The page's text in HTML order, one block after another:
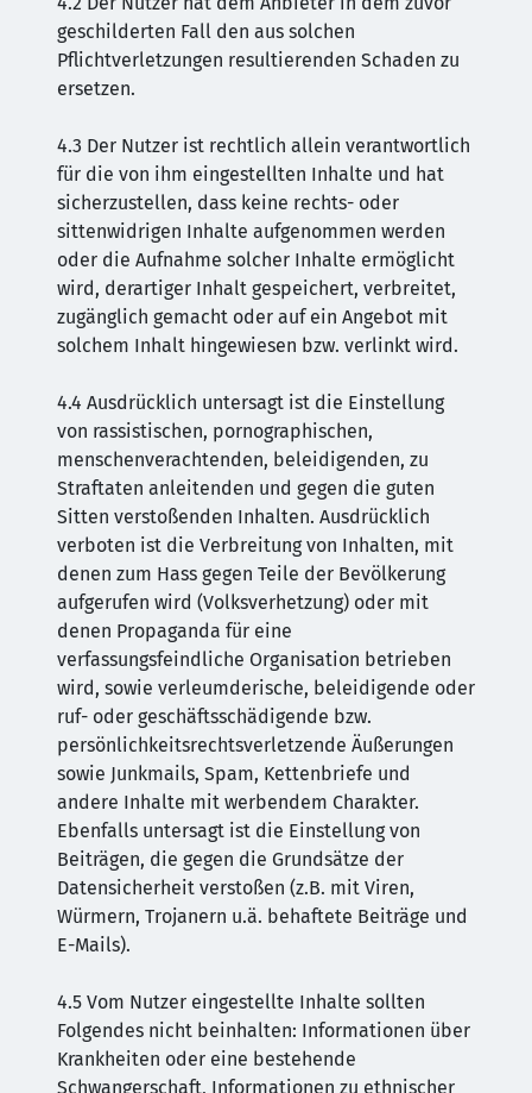
geschilderten Fall den aus solchen
Pflichtverletzungen resultierenden Schaden zu
ersetzen.
4.3 Der Nutzer ist rechtlich allein verantwortlich
für die von ihm eingestellten Inhalte und hat
sicherzustellen, dass keine rechts- oder
sittenwidrigen Inhalte aufgenommen werden
oder die Aufnahme solcher Inhalte ermöglicht
wird, derartiger Inhalt gespeichert, verbreitet,
zugänglich gemacht oder auf ein Angebot mit
solchem Inhalt hingewiesen bzw. verlinkt wird.
4.4 Ausdrücklich untersagt ist die Einstellung
von rassistischen, pornographischen,
menschenverachtenden, beleidigenden, zu
Straftaten anleitenden und gegen die guten
Sitten verstoßenden Inhalten. Ausdrücklich
verboten ist die Verbreitung von Inhalten, mit
denen zum Hass gegen Teile der Bevölkerung
aufgerufen wird (Volksverhetzung) oder mit
denen Propaganda für eine
verfassungsfeindliche Organisation betrieben
wird, sowie verleumderische, beleidigende oder
ruf- oder geschäftsschädigende bzw.
persönlichkeitsrechtsverletzende Äußerungen
sowie Junkmails, Spam, Kettenbriefe und
andere Inhalte mit werbendem Charakter.
Ebenfalls untersagt ist die Einstellung von
Beiträgen, die gegen die Grundsätze der
Datensicherheit verstoßen (z.B. mit Viren,
Würmern, Trojanern u.ä. behaftete Beiträge und
E-Mails).
4.5 Vom Nutzer eingestellte Inhalte sollten
Folgendes nicht beinhalten: Informationen über
Krankheiten oder eine bestehende
Schwangerschaft, Informationen zu ethnischer